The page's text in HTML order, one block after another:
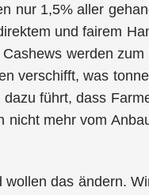
nur 1,5% aller
und fairem
werden zum
verschifft, was
führt, dass
nicht mehr vom
wollen das ändern.